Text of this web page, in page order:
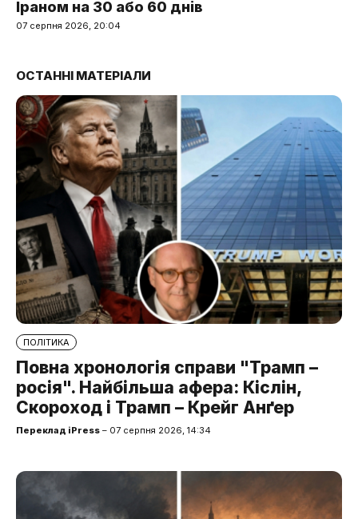
Іраном на 30 або 60 днів
07 серпня 2026, 20:04
ОСТАННІ МАТЕРІАЛИ
ПОЛІТИКА
Повна хронологія справи "Трамп –
росія". Найбільша афера: Кіслін,
Скороход і Трамп – Крейг Анґер
Переклад iPress – 07 серпня 2026, 14:34